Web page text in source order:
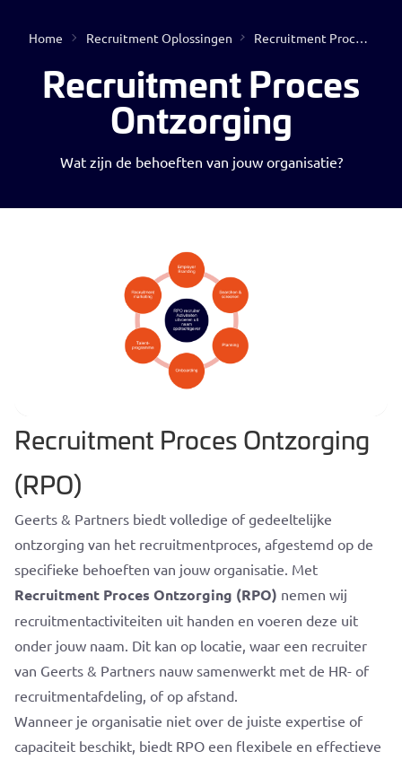
Home Recruitment Oplossingen Recruitment Proces Ontzorging
Recruitment Proces
Ontzorging
Wat zijn de behoeften van jouw organisatie?
Recruitment Proces Ontzorging
(RPO)
Geerts & Partners biedt volledige of gedeeltelijke
ontzorging van het recruitmentproces, afgestemd op de
specifieke behoeften van jouw organisatie. Met
Recruitment Proces Ontzorging (RPO) nemen wij
recruitmentactiviteiten uit handen en voeren deze uit
onder jouw naam. Dit kan op locatie, waar een recruiter
van Geerts & Partners nauw samenwerkt met de HR- of
recruitmentafdeling, of op afstand.
Wanneer je organisatie niet over de juiste expertise of
capaciteit beschikt, biedt RPO een flexibele en effectieve